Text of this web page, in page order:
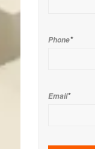
Phone*
Email*